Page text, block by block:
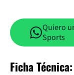
Quiero
Sports
Ficha Técnica: